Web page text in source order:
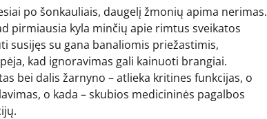
po šonkauliais, daugelį žmonių apima nerimas.
pirmiausia kyla minčių apie rimtus sveikatos
susijęs su gana banaliomis priežastimis,
kad ignoravimas gali kainuoti brangiai.
bei dalis žarnyno – atlieka kritines funkcijas, o
o kada – skubios medicininės pagalbos